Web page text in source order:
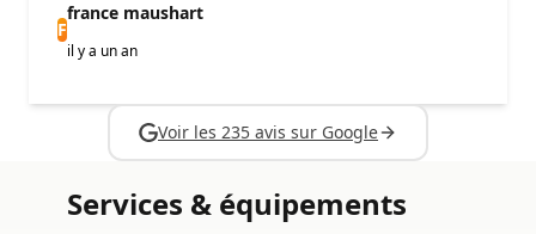
F
france maushart
il y a un an
Voir les 235 avis sur Google
Services & équipements